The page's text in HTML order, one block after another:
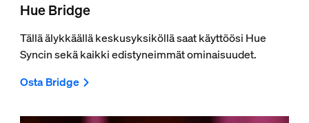
Hue Bridge
Tällä älykkäällä keskusyksiköllä saat käyttöösi Hue
Syncin sekä kaikki edistyneimmät ominaisuudet.
Osta Bridge